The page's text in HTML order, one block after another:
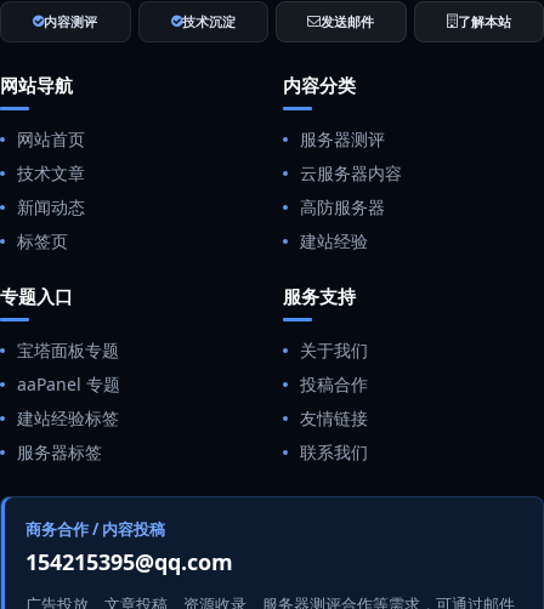
内容测评 技术沉淀 发送邮件 了解本站
网站导航
网站首页
技术文章
新闻动态
标签页
内容分类
服务器测评
云服务器内容
高防服务器
建站经验
专题入口
宝塔面板专题
aaPanel 专题
建站经验标签
服务器标签
服务支持
关于我们
投稿合作
友情链接
联系我们
商务合作 / 内容投稿
154215395@qq.com
广告投放、文章投稿、资源收录、服务器测评合作等需求，可通过邮件